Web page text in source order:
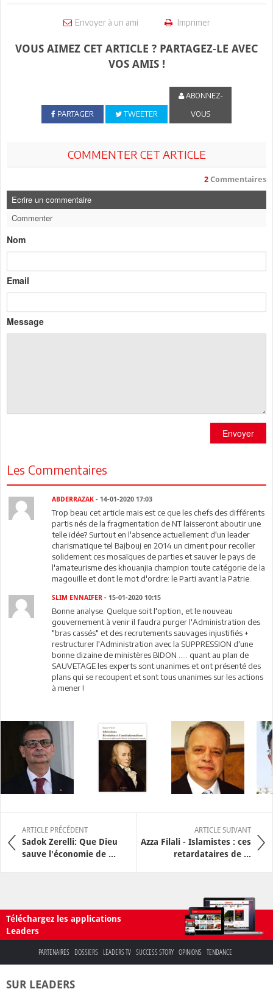
Envoyer à un ami Imprimer
VOUS AIMEZ CET ARTICLE ? PARTAGEZ-LE AVEC
VOS AMIS !
PARTAGER TWEETER
ABONNEZ-
VOUS
COMMENTER CET ARTICLE
2 Commentaires
Ecrire un commentaire
Commenter
Nom
Email
Message
Envoyer
Les Commentaires
ABDERRAZAK - 14-01-2020 17:03
Trop beau cet article mais est ce que les chefs des différents
partis nés de la fragmentation de NT laisseront aboutir une
telle idée? Surtout en l'absence actuellement d'un leader
charismatique tel Bajbouj en 2014 un ciment pour recoller
solidement ces mosaïques de parties et sauver le pays de
l'amateurisme des khouanjia champion toute catégorie de la
magouille et dont le mot d'ordre: le Parti avant la Patrie.
SLIM ENNAIFER - 15-01-2020 10:15
Bonne analyse. Quelque soit l'option, et le nouveau
gouvernement à venir il faudra purger l'Administration des
"bras cassés" et des recrutements sauvages injustifiés +
restructurer l'Administration avec la SUPPRESSION d'une
bonne dizaine de ministères BIDON ..... quant au plan de
SAUVETAGE les experts sont unanimes et ont présenté des
plans qui se recoupent et sont tous unanimes sur les actions
à mener !
ARTICLE PRÉCÉDENT
Sadok Zerelli: Que Dieu
sauve l'économie de ...
ARTICLE SUIVANT
Azza Filali - Islamistes : ces
retardataires de ...
Téléchargez les applications
Leaders
PARTENAIRES DOSSIERS LEADERS TV SUCCESS STORY OPINIONS TENDANCE
SUR LEADERS